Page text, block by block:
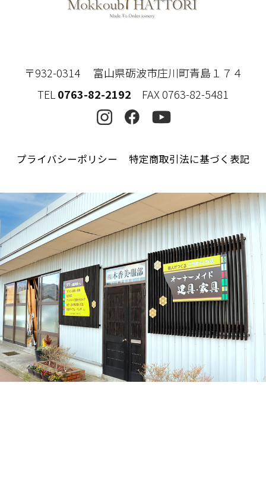
〒932-0314 富山県砺波市庄川町青島１７４
TEL 0763-82-2192 FAX 0763-82-5481
プライバシーポリシー 特定商取引法に基づく表記